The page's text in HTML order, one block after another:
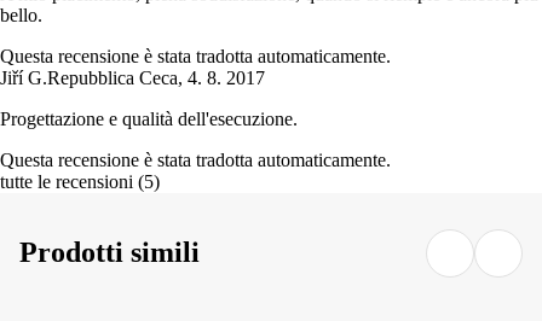
bello.
Questa recensione è stata tradotta automaticamente.
Jiří G.Repubblica Ceca, 4. 8. 2017
Progettazione e qualità dell'esecuzione.
Questa recensione è stata tradotta automaticamente.
tutte le recensioni (5)
Prodotti simili